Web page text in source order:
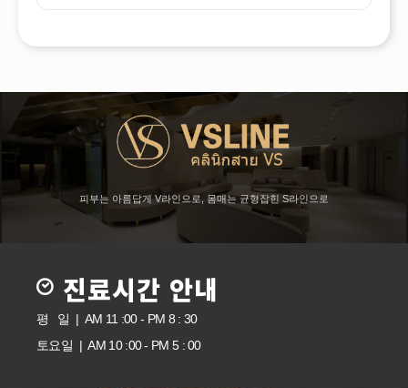
피부는 아름답게 V라인으로, 몸매는 균형잡힌 S라인으로
진료시간 안내
평 일 | AM 11 :00 - PM 8 : 30
토요일 | AM 10 :00 - PM 5 : 00